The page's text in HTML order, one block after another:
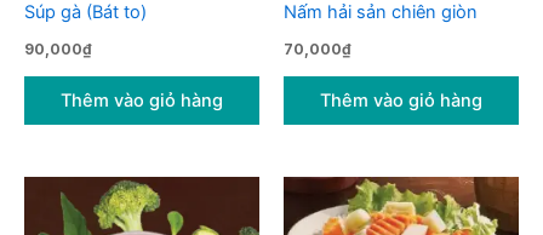
Súp gà (Bát to)
90,000₫
Thêm vào giỏ hàng
Nấm hải sản chiên giòn
70,000₫
Thêm vào giỏ hàng